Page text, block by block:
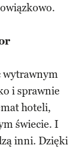
wytrawnym
i sprawnie
hoteli,
świecie. I
inni. Dzięki